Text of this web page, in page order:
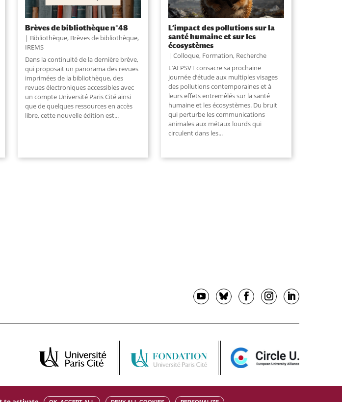
Brèves de bibliothèque n°48
Bibliothèque, Brèves de bibliothèque,
IREMS
Dans la continuité de la dernière brève,
qui proposait un panorama des revues
imprimées de la bibliothèque, des
revues électroniques accessibles avec
un compte Université Paris Cité ainsi
que de quelques ressources en accès
libre, cette nouvelle édition est...
L’impact des pollutions sur la
santé humaine et sur les
écosystèmes
Colloque, Formation, Recherche
L’AFPSVT consacre sa prochaine
journée d’étude aux multiples visages
des pollutions contemporaines et à
leurs effets entremêlés sur la santé
humaine et les écosystèmes. Du bruit
qui perturbe les communications
animales aux métaux lourds qui
circulent dans les...